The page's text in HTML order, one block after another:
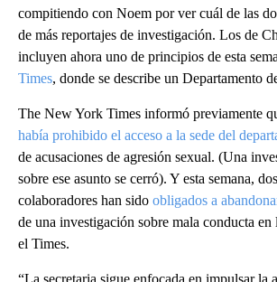
compitiendo con Noem por ver cuál de las
de más reportajes de investigación. Los de
incluyen ahora uno de principios de esta
Times, donde se describe un Departamento
The New York Times informó previamente
había prohibido el acceso a la sede del
de acusaciones de agresión sexual. (Una
sobre ese asunto se cerró). Y esta semana,
colaboradores han sido obligados a
de una investigación sobre mala conducta
el Times.
“La secretaria sigue enfocada en impulsar la